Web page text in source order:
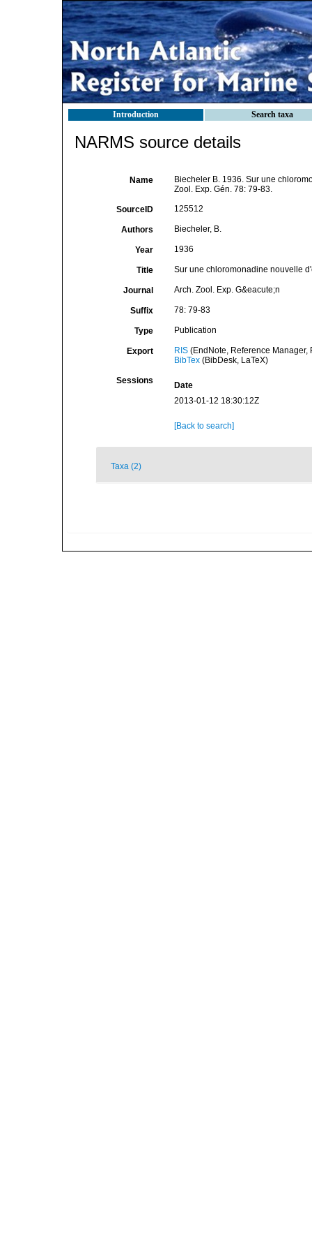
Introduction Search taxa
NARMS source details
Name
Biecheler B. 1936. Sur une
Zool. Exp. Gén. 78: 79-83.
SourceID 125512
Authors Biecheler, B.
Year 1936
Title Sur une chloromonadine nouvelle
Journal Arch. Zool. Exp. G&eacute;n
Suffix 78: 79-83
Type Publication
Export RIS(EndNote, Reference Manager,
BibTex(BibDesk, LaTeX)
Sessions
Date
2013-01-12 18:30:12Z
[Back to search]
Taxa (2)